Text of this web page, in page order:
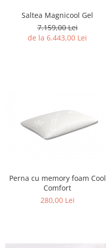
Saltea Magnicool Gel
7.159,00 Lei
de la 6.443,00 Lei
Perna cu memory foam Cool
Comfort
280,00 Lei